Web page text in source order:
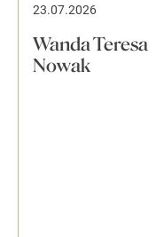
23.07.2026
Wanda Teresa
Nowak